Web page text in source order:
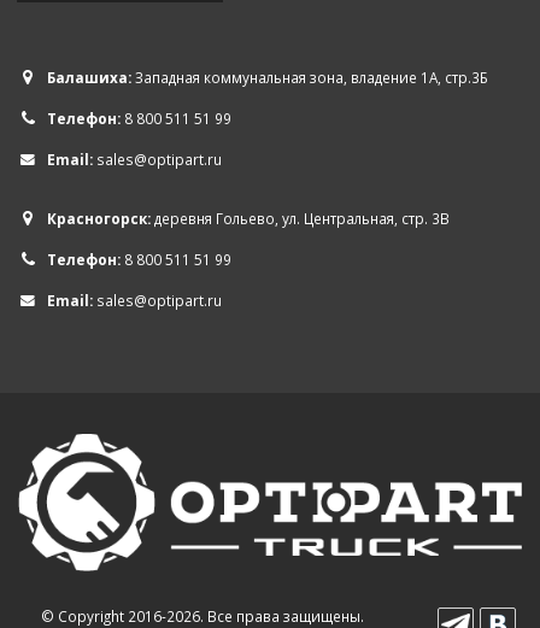
Балашиха:Западная коммунальная зона, владение 1А, стр.3Б
Телефон: 8 800 511 51 99
Email: sales@optipart.ru
Красногорск:деревня Гольево, ул. Центральная, стр. 3В
Телефон: 8 800 511 51 99
Email: sales@optipart.ru
© Copyright 2016-2026. Все права защищены.